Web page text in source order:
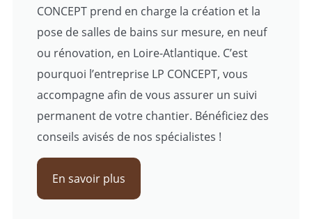
CONCEPT prend en charge la création et la
pose de salles de bains sur mesure, en neuf
ou rénovation, en Loire-Atlantique. C’est
pourquoi l’entreprise LP CONCEPT, vous
accompagne afin de vous assurer un suivi
permanent de votre chantier. Bénéficiez des
conseils avisés de nos spécialistes !
En savoir plus